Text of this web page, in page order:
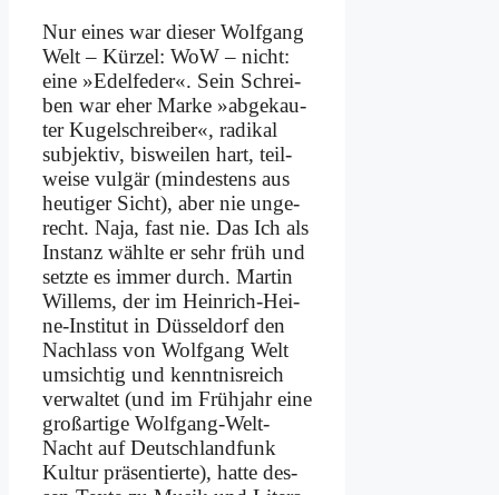
Nur ei­nes war die­ser Wolf­gang
Welt – Kür­zel: WoW – nicht:
ei­ne »Edel­fe­der«. Sein Schrei­
ben war eher Mar­ke »ab­ge­kau­
ter Ku­gel­schrei­ber«, ra­di­kal
sub­jek­tiv, bis­wei­len hart, teil­
wei­se vul­gär (min­de­stens aus
heu­ti­ger Sicht), aber nie un­ge­
recht. Na­ja, fast nie. Das Ich als
In­stanz wähl­te er sehr früh und
setz­te es im­mer durch. Mar­tin
Wil­lems, der im Hein­rich-Hei­
ne-In­sti­tut in Düs­sel­dorf den
Nach­lass von Wolf­gang Welt
um­sich­tig und kennt­nis­reich
ver­wal­tet (und im Früh­jahr ei­ne
groß­ar­ti­ge Wolf­gang-Welt-
Nacht auf Deutsch­land­funk
Kul­tur prä­sen­tier­te), hat­te des­